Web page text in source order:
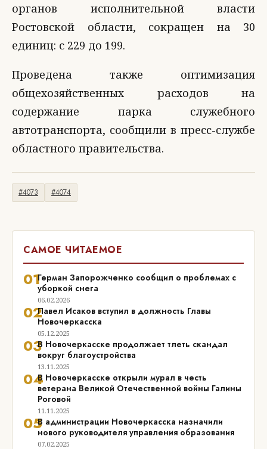
органов исполнительной власти
Ростовской области, сокращен на 30
единиц: с 229 до 199.
Проведена также оптимизация
общехозяйственных расходов на
содержание парка служебного
автотранспорта, сообщили в пресс-службе
областного правительства.
#4073 #4074
САМОЕ ЧИТАЕМОЕ
01Герман Запорожченко сообщил о проблемах с
уборкой снега
06.02.2026
02Павел Исаков вступил в должность Главы
Новочеркасска
05.12.2025
03В Новочеркасске продолжает тлеть скандал
вокруг благоустройства
13.11.2025
04В Новочеркасске открыли мурал в честь
ветерана Великой Отечественной войны Галины
Роговой
11.11.2025
05В администрации Новочеркасска назначили
нового руководителя управления образования
07.02.2025